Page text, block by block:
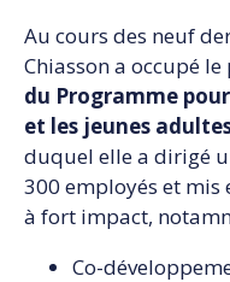
Au cours des neuf
Chiasson a occupé
du Programme
et les jeunes
duquel elle a dirigé
300 employés et
à fort impact,
Co-